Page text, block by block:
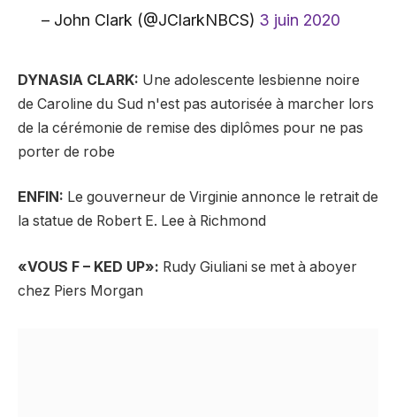
– John Clark (@JClarkNBCS) 3 juin 2020
DYNASIA CLARK: Une adolescente lesbienne noire
de Caroline du Sud n'est pas autorisée à marcher lors
de la cérémonie de remise des diplômes pour ne pas
porter de robe
ENFIN: Le gouverneur de Virginie annonce le retrait de
la statue de Robert E. Lee à Richmond
«VOUS F – KED UP»: Rudy Giuliani se met à aboyer
chez Piers Morgan